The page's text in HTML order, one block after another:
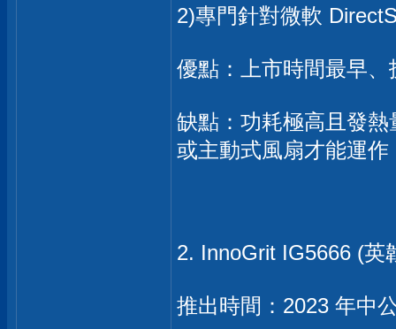
2)專門針對微軟
優點：上市時間最早
缺點：功耗極高且發
或主動式風扇才能運
2. InnoGrit IG5666 (英
推出時間：2023 年中